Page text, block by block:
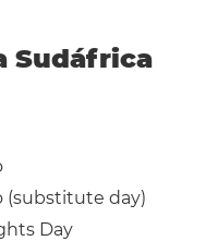
Sudáfrica
(substitute day)
Day